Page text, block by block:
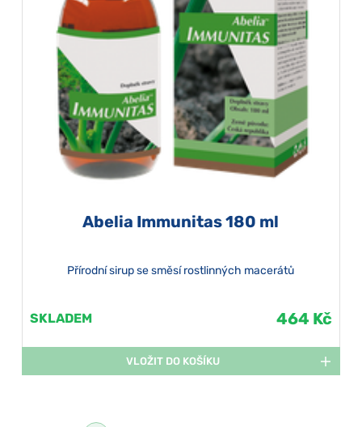
Abelia Immunitas 180 ml
Přírodní sirup se směsí rostlinných macerátů
SKLADEM 464 Kč
VLOŽIT DO KOŠÍKU